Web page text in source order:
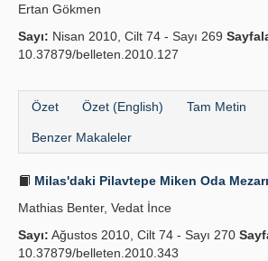
Ertan Gökmen
Sayı: Nisan 2010, Cilt 74 - Sayı 269
10.37879/belleten.2010.127
Özet Özet (English) Tam Metin
Benzer Makaleler
Milas'daki Pilavtepe Miken Oda Mezarı
Mathias Benter, Vedat İnce
Sayı: Ağustos 2010, Cilt 74 - Sayı 270
10.37879/belleten.2010.343